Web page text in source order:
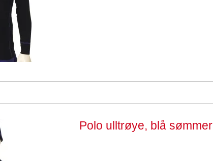
Polo ulltrøye, blå sømmer